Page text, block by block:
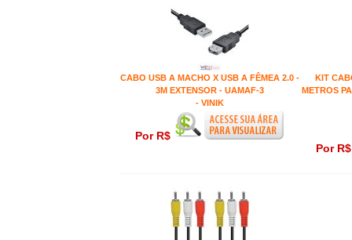
CABO USB A MACHO X USB A FÊMEA 2.0 -
3M EXTENSOR - UAMAF-3
- VINIK
Por R$
KIT
METROS
Por